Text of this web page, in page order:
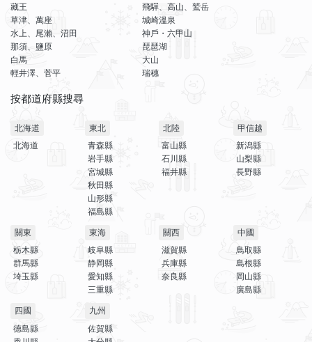
藏王
草津、萬座
水上、尾瀨、沼田
那須、鹽原
白馬
輕井澤、菅平
飛驒、高山、鷲岳
城崎溫泉
神戶・六甲山
琵琶湖
大山
瑞穗
按都道府縣搜尋
北海道
北海道
東北
青森縣
岩手縣
宮城縣
秋田縣
山形縣
福島縣
北陸
富山縣
石川縣
福井縣
甲信越
新潟縣
山梨縣
長野縣
關東
栃木縣
群馬縣
埼玉縣
東海
岐阜縣
静岡縣
愛知縣
三重縣
關西
滋賀縣
兵庫縣
奈良縣
中國
鳥取縣
島根縣
岡山縣
廣島縣
四國
德島縣
九州
佐賀縣